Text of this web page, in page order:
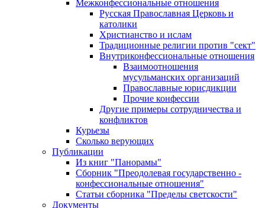
Межконфессиональные отношения
Русская Православная Церковь и
католики
Христианство и ислам
Традиционные религии против "сект"
Внутриконфессиональные отношения
Взаимоотношения
мусульманских организаций
Православные юрисдикции
Прочие конфессии
Другие примеры сотрудничества и
конфликтов
Курьезы
Сколько верующих
Публикации
Из книг "Панорамы"
Сборник "Преодолевая государственно -
конфессиональные отношения"
Статьи сборника "Пределы светскости"
Документы